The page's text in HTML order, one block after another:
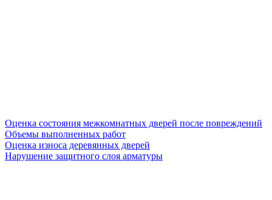
Оценка состояния межкомнатных дверей после повреждений
Объемы выполненных работ
Оценка износа деревянных дверей
Нарушение защитного слоя арматуры